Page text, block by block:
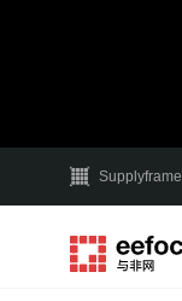
Supplyframe